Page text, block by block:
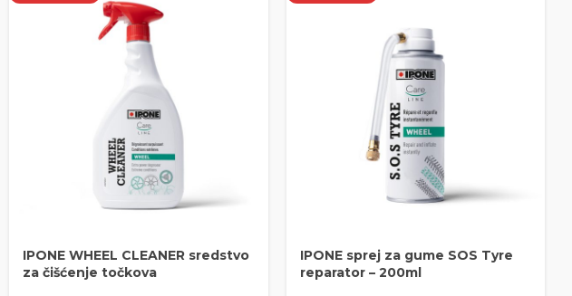
IPONE WHEEL CLEANER sredstvo
za čišćenje točkova
IPONE sprej za gume SOS Tyre
reparator – 200ml